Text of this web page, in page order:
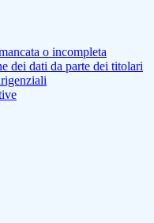
o incompleta
dei dati da parte dei titolari